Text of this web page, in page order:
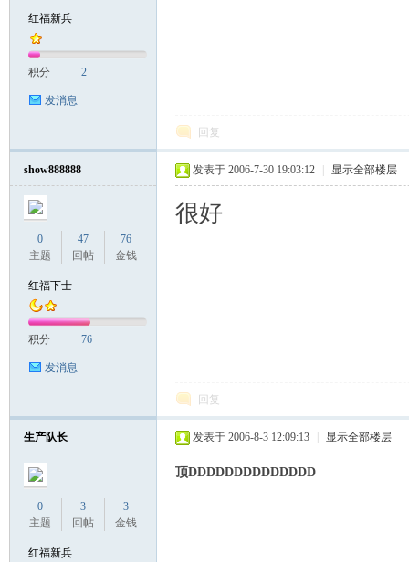
红福新兵
积分 2
发消息
回复
show888888
0
主题
47
回帖
76
金钱
红福下士
积分 76
发消息
发表于 2006-7-30 19:03:12 显示全部楼层
很好
回复
生产队长
0
主题
3
回帖
3
金钱
红福新兵
发表于 2006-8-3 12:09:13 显示全部楼层
顶DDDDDDDDDDDDDD